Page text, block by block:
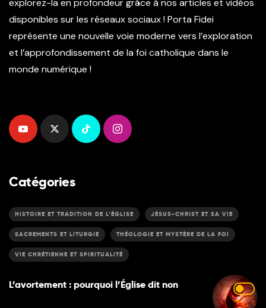
explorez-la en profondeur grâce à nos articles et vidéos
disponibles sur les réseaux sociaux ! Porta Fidei
représente une nouvelle voie moderne vers l’exploration
et l’approfondissement de la foi catholique dans le
monde numérique !
Catégories
HISTOIRE ET TRADITION DE L’ÉGLISE JÉSUS-CHRIST ET SA VIE
SACREMENTS ET LITURGIE THÉOLOGIE ET MYSTÈRE DE LA FOI
VIE CHRÉTIENNE ET SPIRITUALITÉ
L’avortement : pourquoi l’Église dit non